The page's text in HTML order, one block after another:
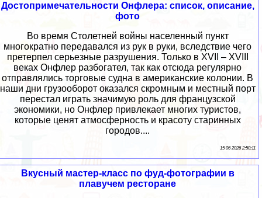
Достопримечательности Онфлера: список, описание,
фото
Во время Столетней войны населенный пункт
многократно передавался из рук в руки, вследствие чего
претерпел серьезные разрушения. Только в XVII – XVIII
веках Онфлер разбогател, так как отсюда регулярно
отправлялись торговые судна в американские колонии. В
наши дни грузооборот оказался скромным и местный порт
перестал играть значимую роль для французской
экономики, но Онфлер привлекает многих туристов,
которые ценят атмосферность и красоту старинных
городов....
15 06 2026 2:50:11
Вкусный мастер-класс по фуд-фотографии в
плавучем ресторане